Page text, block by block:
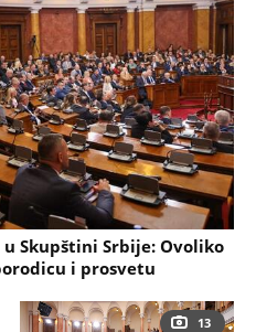
Skupštini Srbije: Ovoliko
i prosvetu
13